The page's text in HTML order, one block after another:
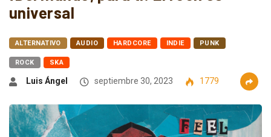
universal
ALTERNATIVO AUDIO HARDCORE INDIE PUNK
ROCK SKA
Luis Ángel septiembre 30, 2023 1779